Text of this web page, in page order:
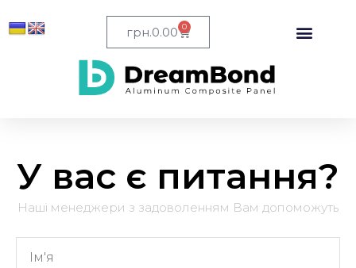
грн.0.00 0
У вас є питання?
Наші менеджери з задоволенням Вам допоможуть